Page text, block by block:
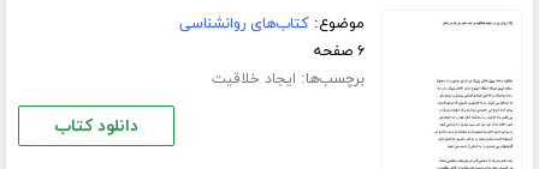
موضوع:کتاب‌های روانشناسی
۶ صفحه
برچسب‌ها: ایجاد خلاقیت
دانلود کتاب